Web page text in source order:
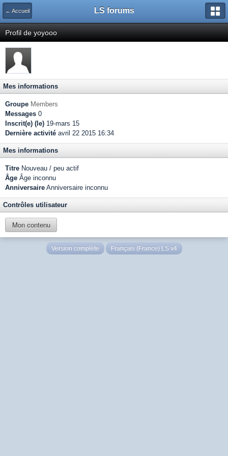
← Accueil LS forums
Profil de yoyooo
Mes informations
Groupe Members
Messages 0
Inscrit(e) (le) 19-mars 15
Dernière activité avril 22 2015 16:34
Mes informations
Titre Nouveau / peu actif
Âge Âge inconnu
Anniversaire Anniversaire inconnu
Contrôles utilisateur
Mon contenu
Version complète Français (France) LS v4